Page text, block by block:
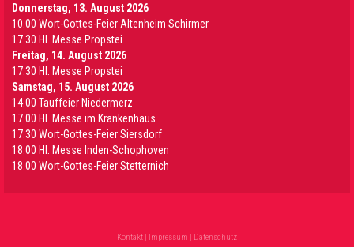
Donnerstag, 13. August 2026
10.00 Wort-Gottes-Feier Altenheim Schirmer
17.30 Hl. Messe Propstei
Freitag, 14. August 2026
17.30 Hl. Messe Propstei
Samstag, 15. August 2026
14.00 Tauffeier Niedermerz
17.00 Hl. Messe im Krankenhaus
17.30 Wort-Gottes-Feier Siersdorf
18.00 Hl. Messe Inden-Schophoven
18.00 Wort-Gottes-Feier Stetternich
Kontakt Impressum Datenschutz